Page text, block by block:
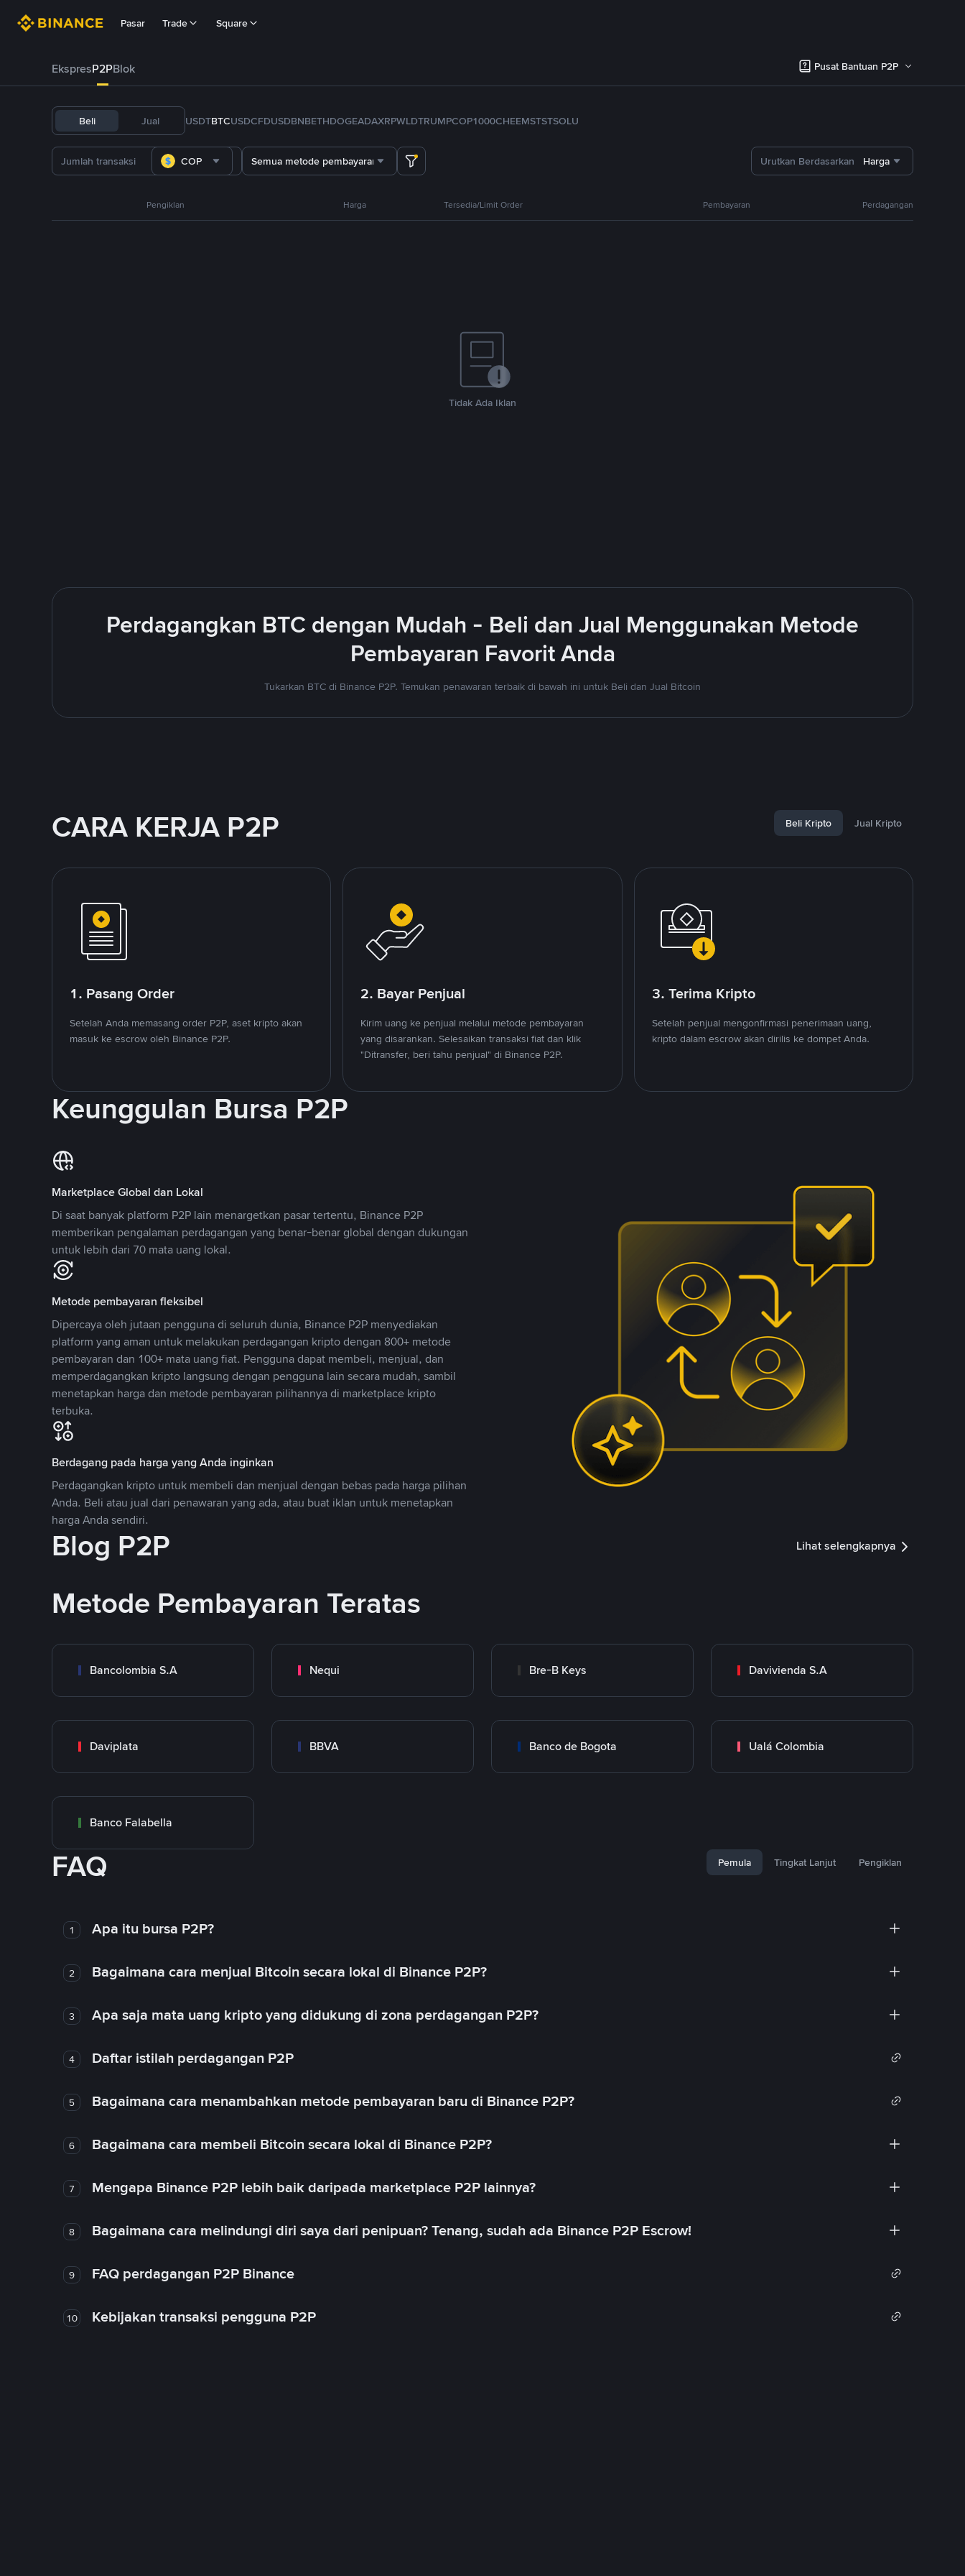
Pasar Trade Square
EkspresP2PBlok Pusat Bantuan P2P
Beli Jual USDTBTCUSDCFDUSDBNBETHDOGEADAXRPWLDTRUMPCOP1000CHEEMSTSTSOLU
COP Semua metode pembayaran Urutkan Berdasarkan Harga
Pengiklan Harga Tersedia/Limit Order Pembayaran Perdagangan
Tidak Ada Iklan
Perdagangkan BTC dengan Mudah - Beli dan Jual Menggunakan Metode
Pembayaran Favorit Anda
Tukarkan BTC di Binance P2P. Temukan penawaran terbaik di bawah ini untuk Beli dan Jual Bitcoin
CARA KERJA P2P Beli Kripto Jual Kripto
1. Pasang Order
Setelah Anda memasang order P2P, aset kripto akan
masuk ke escrow oleh Binance P2P.
2. Bayar Penjual
Kirim uang ke penjual melalui metode pembayaran
yang disarankan. Selesaikan transaksi fiat dan klik
"Ditransfer, beri tahu penjual" di Binance P2P.
3. Terima Kripto
Setelah penjual mengonfirmasi penerimaan uang,
kripto dalam escrow akan dirilis ke dompet Anda.
Keunggulan Bursa P2P
Marketplace Global dan Lokal
Di saat banyak platform P2P lain menargetkan pasar tertentu, Binance P2P
memberikan pengalaman perdagangan yang benar-benar global dengan dukungan
untuk lebih dari 70 mata uang lokal.
Metode pembayaran fleksibel
Dipercaya oleh jutaan pengguna di seluruh dunia, Binance P2P menyediakan
platform yang aman untuk melakukan perdagangan kripto dengan 800+ metode
pembayaran dan 100+ mata uang fiat. Pengguna dapat membeli, menjual, dan
memperdagangkan kripto langsung dengan pengguna lain secara mudah, sambil
menetapkan harga dan metode pembayaran pilihannya di marketplace kripto
terbuka.
Berdagang pada harga yang Anda inginkan
Perdagangkan kripto untuk membeli dan menjual dengan bebas pada harga pilihan
Anda. Beli atau jual dari penawaran yang ada, atau buat iklan untuk menetapkan
harga Anda sendiri.
Blog P2P Lihat selengkapnya
Metode Pembayaran Teratas
Bancolombia S.A Nequi Bre-B Keys Davivienda S.A
Daviplata BBVA Banco de Bogota Ualá Colombia
Banco Falabella
FAQ Pemula Tingkat Lanjut Pengiklan
1 Apa itu bursa P2P?
2 Bagaimana cara menjual Bitcoin secara lokal di Binance P2P?
3 Apa saja mata uang kripto yang didukung di zona perdagangan P2P?
4 Daftar istilah perdagangan P2P
5 Bagaimana cara menambahkan metode pembayaran baru di Binance P2P?
6 Bagaimana cara membeli Bitcoin secara lokal di Binance P2P?
7 Mengapa Binance P2P lebih baik daripada marketplace P2P lainnya?
8 Bagaimana cara melindungi diri saya dari penipuan? Tenang, sudah ada Binance P2P Escrow!
9 FAQ perdagangan P2P Binance
10 Kebijakan transaksi pengguna P2P